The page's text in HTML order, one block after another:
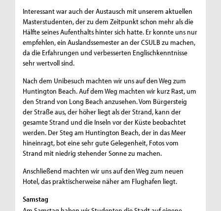
Interessant war auch der Austausch mit unserem aktuellen
Masterstudenten, der zu dem Zeitpunkt schon mehr als die
Hälfte seines Aufenthalts hinter sich hatte. Er konnte uns nur
empfehlen, ein Auslandssemester an der CSULB zu machen,
da die Erfahrungen und verbesserten Englischkenntnisse
sehr wertvoll sind.
Nach dem Unibesuch machten wir uns auf den Weg zum
Huntington Beach. Auf dem Weg machten wir kurz Rast, um
den Strand von Long Beach anzusehen. Vom Bürgersteig
der Straße aus, der höher liegt als der Strand, kann der
gesamte Strand und die Inseln vor der Küste beobachtet
werden. Der Steg am Huntington Beach, der in das Meer
hineinragt, bot eine sehr gute Gelegenheit, Fotos vom
Strand mit niedrig stehender Sonne zu machen.
Anschließend machten wir uns auf den Weg zum neuen
Hotel, das praktischerweise näher am Flughafen liegt.
Samstag